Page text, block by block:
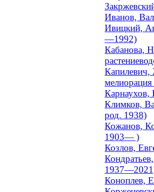
Иванов,
Ивицкий,
—1992)
Кабанова,
Капилевич,
Карнаухов,
Климков,
род. 1938)
Кожанов,
1903— )
Козлов,
Коноплев,